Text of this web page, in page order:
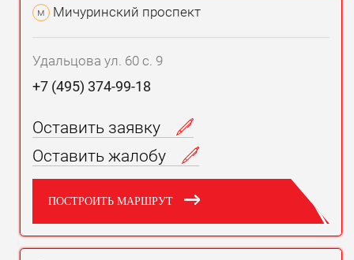
м Мичуринский проспект
Удальцова ул. 60 с. 9
+7 (495) 374-99-18
Оставить заявку
Оставить жалобу
ПОСТРОИТЬ МАРШРУТ